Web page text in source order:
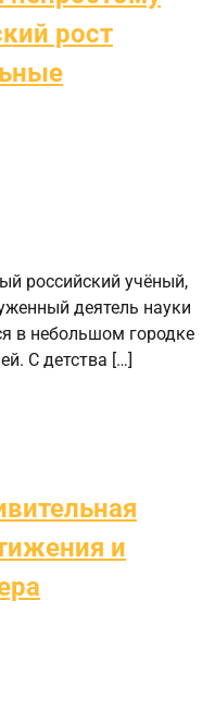
рост
российский учёный,
деятель науки
в небольшом городке
С детства […]
и